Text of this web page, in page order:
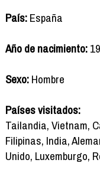
País:España
Año de nacimiento:
Sexo:Hombre
Países visitados:
Tailandia, Vietnam,
Filipinas, India,
Unido, Luxemburgo,